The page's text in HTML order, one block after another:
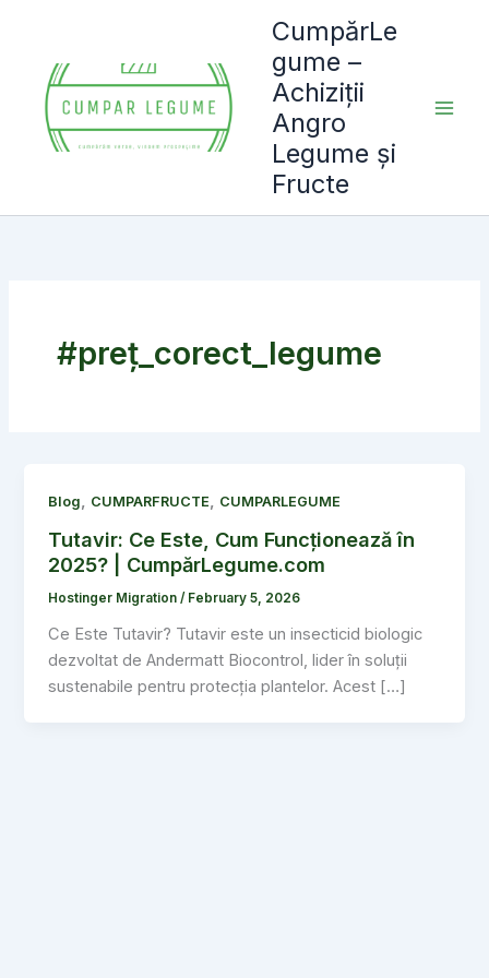
content
CumpărLe
gume –
Achiziții
Angro
Legume și
Fructe
#preț_corect_legume
Blog, CUMPARFRUCTE, CUMPARLEGUME
Tutavir: Ce Este, Cum Funcționează în
2025? | CumpărLegume.com
Hostinger Migration/ February 5, 2026
Ce Este Tutavir? Tutavir este un insecticid biologic
dezvoltat de Andermatt Biocontrol, lider în soluții
sustenabile pentru protecția plantelor. Acest […]